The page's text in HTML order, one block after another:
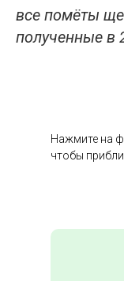
все помёты
полученные в
Нажмите на
чтобы